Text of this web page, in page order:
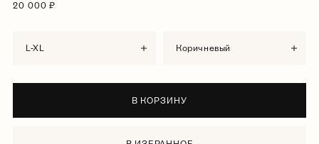
20 000 ₽
L-XL коричневый
В КОРЗИНУ